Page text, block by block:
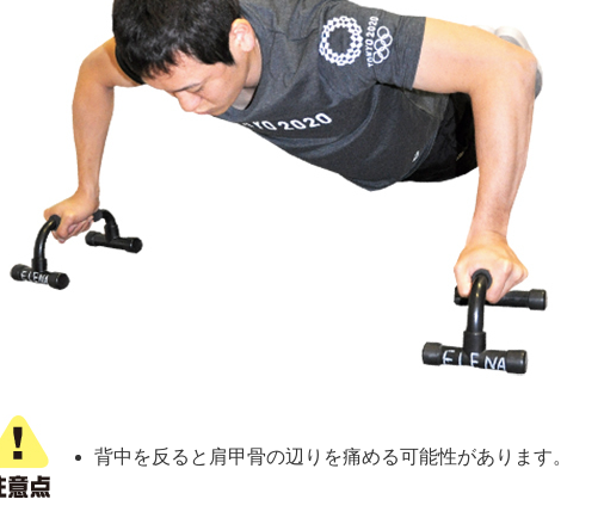
背中を反ると肩甲骨の辺りを痛める可能性があります。